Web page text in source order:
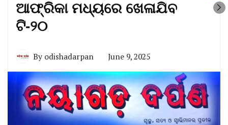
ଆଫ୍ରିକା ମଧ୍ୟରେ ଖେଳାଯିବ
ଟି-୨୦
By odishadarpan June 9, 2025